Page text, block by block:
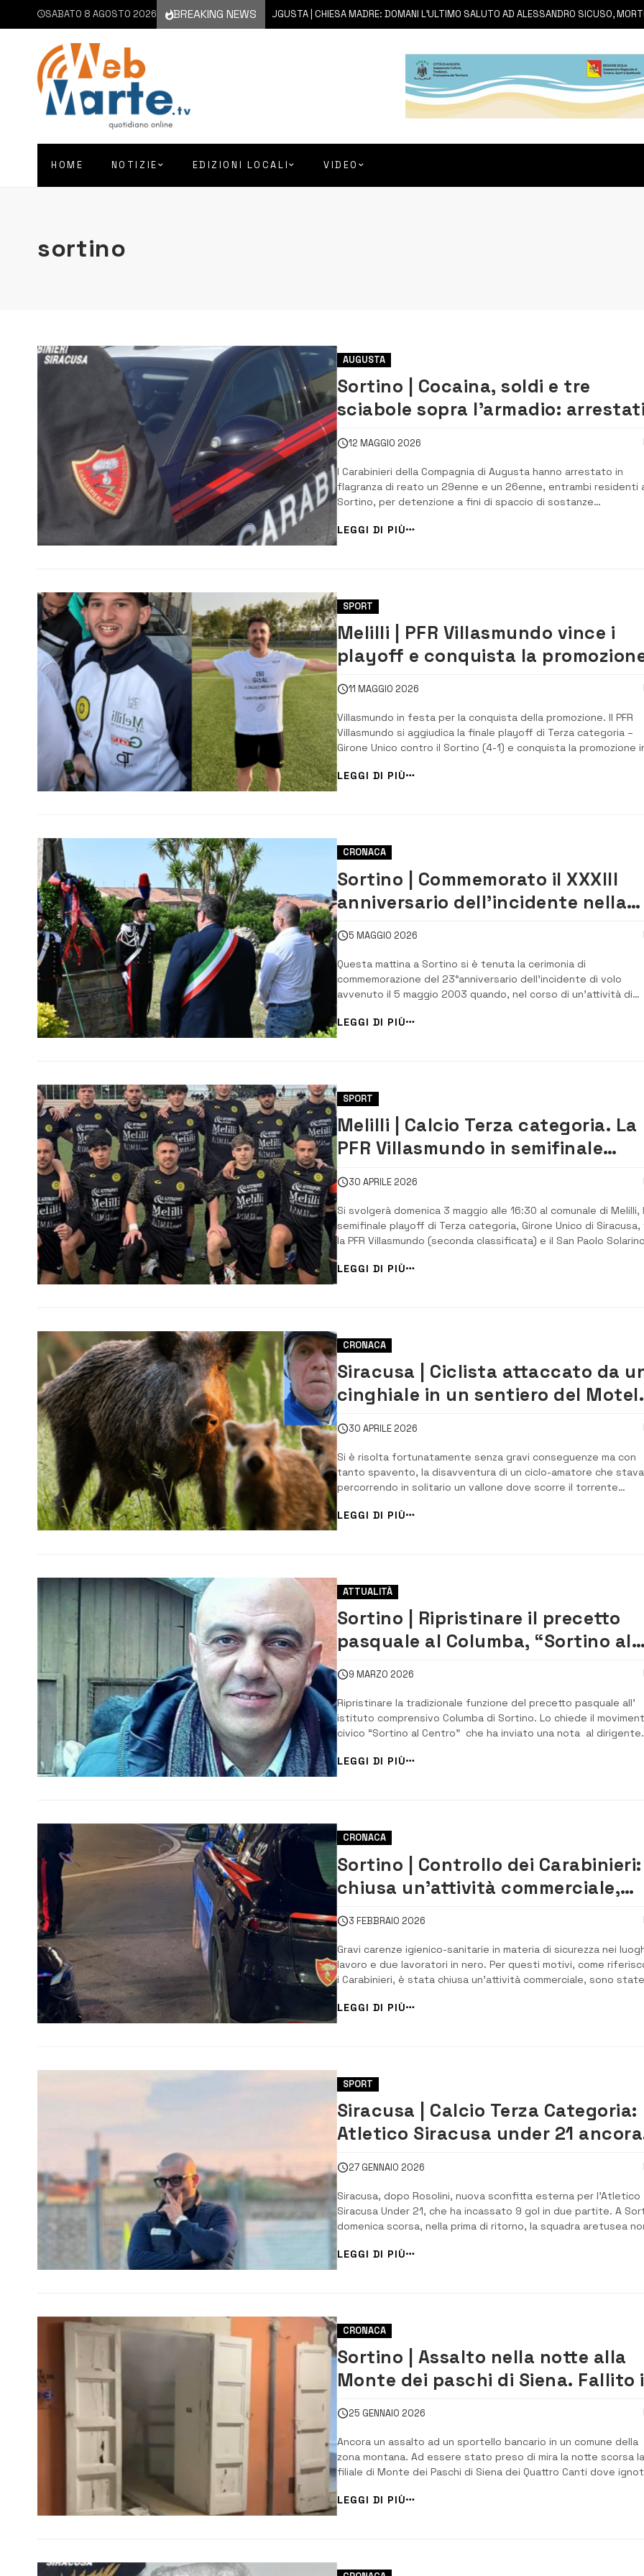
SABATO 8 AGOSTO 2026 BREAKING NEWS
8 AGOSTO 2026 AUGUSTA | CHIESA MADRE: DOMANI L’ULTIMO SALUTO AD ALESSANDRO SICUSO, MORTO IN UN
HOME NOTIZIE EDIZIONI LOCALI VIDEO
sortino
AUGUSTA
Sortino | Cocaina, soldi e tre
sciabole sopra l’armadio: arrestati
due giovani
12 MAGGIO 2026
I Carabinieri della Compagnia di Augusta hanno arrestato in
flagranza di reato un 29enne e un 26enne, entrambi residenti
Sortino, per detenzione a fini di spaccio di sostanze
contro la persona e il patrimonio, sono stati fermati a Carlentini
dai Carabinieri dell’aliquota Radiomo...
LEGGI DI PIÙ
SPORT
Melilli | PFR Villasmundo vince i
playoff e conquista la
in Seconda categoria
11 MAGGIO 2026
Villasmundo in festa per la conquista della promozione. Il PFR
Villasmundo si aggiudica la finale playoff di Terza categoria –
Girone Unico contro il Sortino (4-1) e conquista la promozione
Seconda categoria. Un risultato calcistico importante che
mancava a Villasmundo da molti anni e che oggi è stato
grazie all’impegno di u...
LEGGI DI PIÙ
CRONACA
Sortino | Commemorato il XXXIII
anniversario dell’incidente nella
Valle dell’Anapo
5 MAGGIO 2026
Questa mattina a Sortino si è tenuta la cerimonia di
commemorazione del 23°anniversario dell’incidente di volo
avvenuto il 5 maggio 2003 quando, nel corso di un’attività di
A bordo c’erano Alessandro Trovato Enrico Mincone, militari
effettivi al Nucleo elicotteri Cara...
LEGGI DI PIÙ
SPORT
Melilli | Calcio Terza categoria. La
PFR Villasmundo in semifinale
playoff contro il Solarino
30 APRILE 2026
Si svolgerà domenica 3 maggio alle 16:30 al comunale di Melilli,
semifinale playoff di Terza categoria, Girone Unico di Siracusa,
la PFR Villasmundo (seconda classificata) e il San Paolo Solarino
alla fine dei 120 minuti di gioco anche se arrivasse un pareggio,
risultato...
LEGGI DI PIÙ
CRONACA
Siracusa | Ciclista attaccato da
cinghiale in un sentiero del Motel
Megara
30 APRILE 2026
Si è risolta fortunatamente senza gravi conseguenze ma con
tanto spavento, la disavventura di un ciclo-amatore che stava
percorrendo in solitario un vallone dove scorre il torrente
da dietro un fitto canneto è sbucato un cinghiale femmina di
media taglia con i suoi cuccioli pronto ...
LEGGI DI PIÙ
ATTUALITÀ
Sortino | Ripristinare il precetto
pasquale al Columba, “Sortino al
centro” scrive a ufficio scolastico
ministro
9 MARZO 2026
Ripristinare la tradizionale funzione del precetto pasquale all’
istituto comprensivo Columba di Sortino. Lo chiede il
civico “Sortino al Centro” che ha inviato una nota al dirigente
conoscenza al ministro dell’Istruzione e del Merito Giuseppe
LEGGI DI PIÙ
CRONACA
Sortino | Controllo dei Carabinieri:
chiusa un’attività commerciale,
denunce e sanzioni
3 FEBBRAIO 2026
Gravi carenze igienico-sanitarie in materia di sicurezza nei
lavoro e due lavoratori in nero. Per questi motivi, come
i Carabinieri, è stata chiusa un’attività commerciale, sono state
dell’esercizio, un 48enne, è stato denunciato. L’intervento è
Carab...
LEGGI DI PIÙ
SPORT
Siracusa | Calcio Terza Categoria:
Atletico Siracusa under 21 ancora
sconfitto
27 GENNAIO 2026
Siracusa, dopo Rosolini, nuova sconfitta esterna per l’Atletico
Siracusa Under 21, che ha incassato 9 gol in due partite. A
domenica scorsa, nella prima di ritorno, la squadra aretusea
che hanno realizzato cinque marcature. E’ stata una partita
storia. L’At...
LEGGI DI PIÙ
CRONACA
Sortino | Assalto nella notte alla
Monte dei paschi di Siena. Fallito
colpo al bancomat
25 GENNAIO 2026
Ancora un assalto ad un sportello bancario in un comune della
zona montana. Ad essere stato preso di mira la notte scorsa la
filiale di Monte dei Paschi di Siena dei Quattro Canti dove
infatti, fallito ma ha lasciato tanti danni e soprattutto […]
LEGGI DI PIÙ